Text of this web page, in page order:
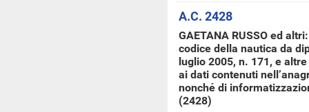
A.C. 2428
GAETANA RUSSO ed
codice della nautica da
luglio 2005, n. 171, e
ai dati contenuti
nonché di
(2428)